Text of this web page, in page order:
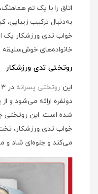
اتاق را با یک تم
به‌دنبال ترکیب
خواب تدی ورزشکار یک
خانواده‌های
روتختی تدی ورزشکار
این روتختی پسرانه
دونفره ارائه می‌شود و
شده است. این روتختی
خواب تدی ورزشکار، تخت
می‌کند و جلوه‌ای شاد و